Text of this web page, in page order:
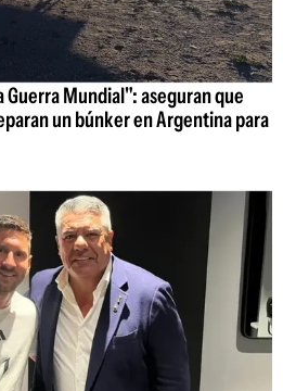
Guerra Mundial": aseguran que
un búnker en Argentina para